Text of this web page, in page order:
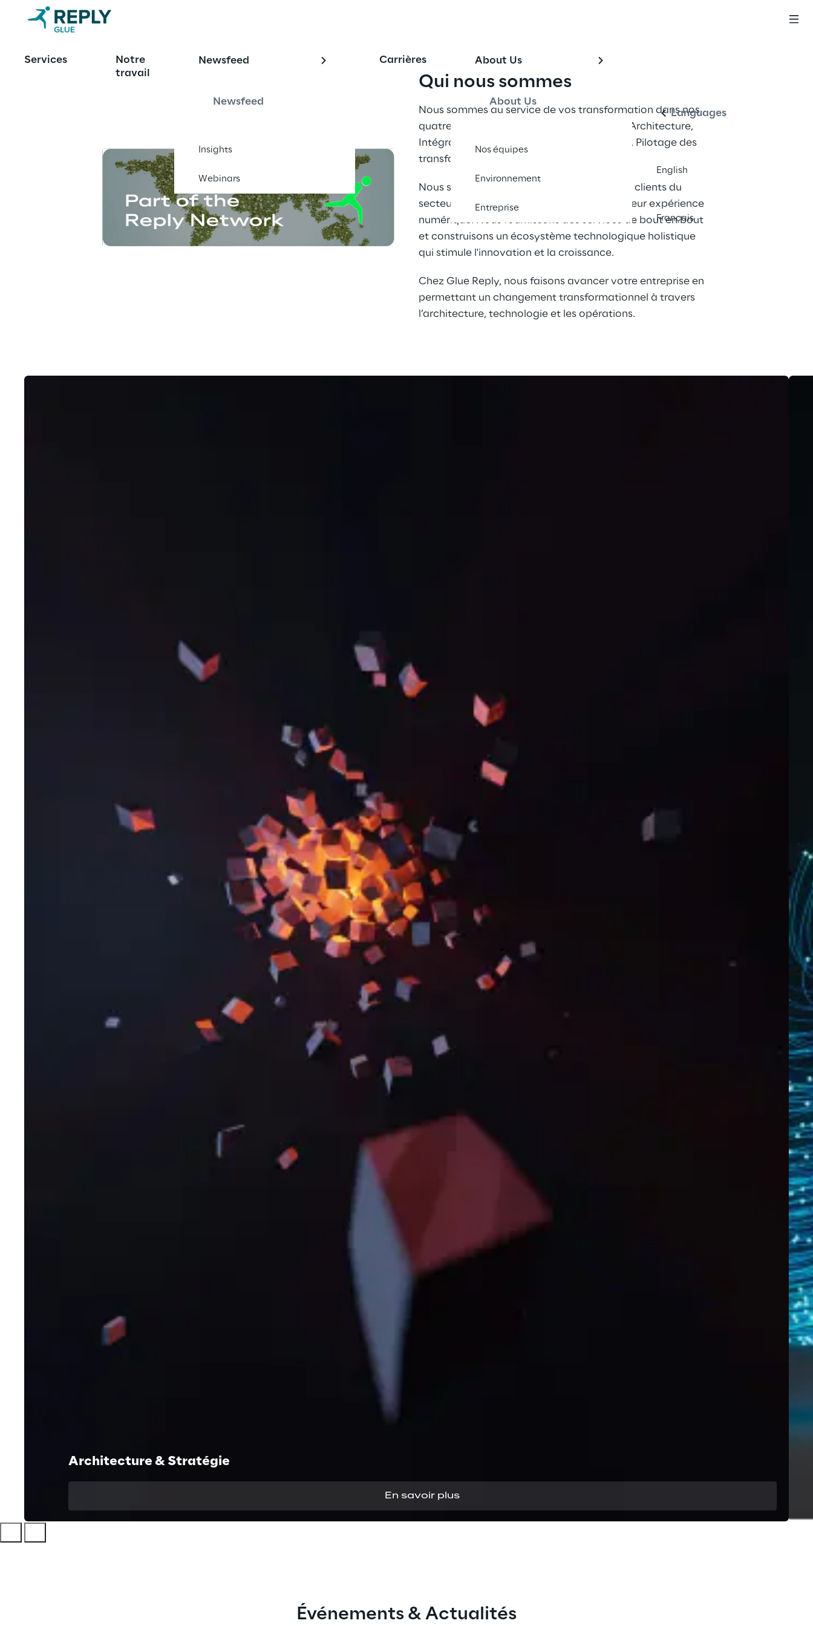
Services
Notre
travail
Newsfeed
Newsfeed
Insights
Webinars
Carrières About Us
About Us
Nos équipes
Environnement
Entreprise
Languages
English
Français
service
transfo
transformations
Qui nous sommes
Nous sommes au service de vos transformation dans nos
quatre domaines d'expertise : Stratégie et Architecture,
Intégration et Automatisation, APIs & Data, Pilotage des
transformations.
Nous sommes dignes de confiance pour les clients du
secteur public et privé afin de transformer leur expérience
numérique. Nous fournissons des services de bout en bout
et construisons un écosystème technologique holistique
qui stimule l'innovation et la croissance.
Chez Glue Reply, nous faisons avancer votre entreprise en
permettant un changement transformationnel à travers
l’architecture, technologie et les opérations.
Architecture & Stratégie
En savoir plus
Événements & Actualités